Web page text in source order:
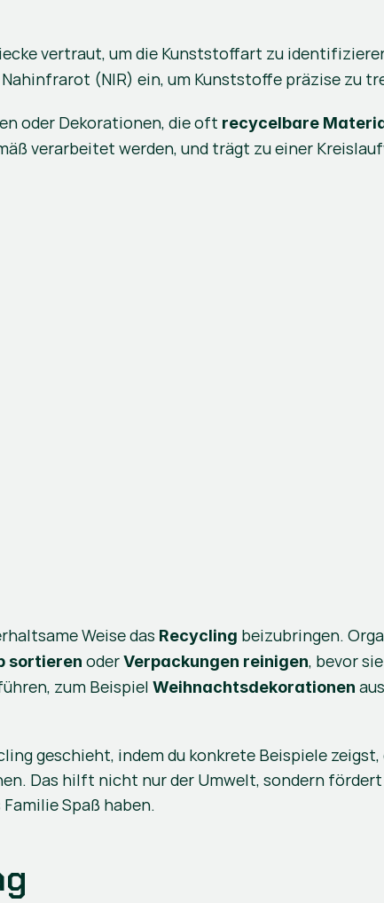
vertraut, um die Kunststoffart zu
(NIR) ein, um Kunststoffe präzise zu
oder Dekorationen, die oft recycelbare
verarbeitet werden, und trägt zu einer
Weise das Recycling beizubringen.
sortieren oder Verpackungen reinigen, bevor
zum Beispiel Weihnachtsdekorationen aus
geschieht, indem du konkrete Beispiele
Das hilft nicht nur der Umwelt, sondern
Spaß haben.